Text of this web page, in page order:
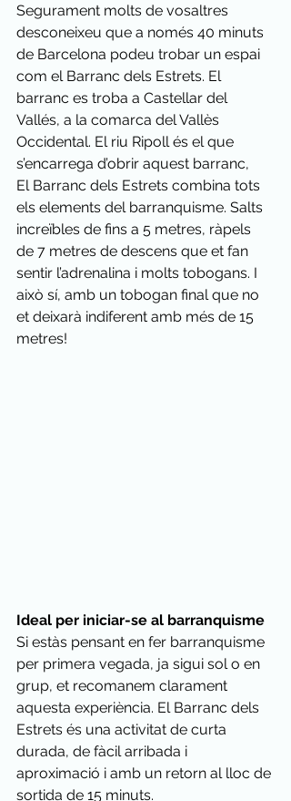
Segurament molts de vosaltres
desconeixeu que a només 40 minuts
de Barcelona podeu trobar un espai
com el Barranc dels Estrets. El
barranc es troba a Castellar del
Vallés, a la comarca del Vallès
Occidental. El riu Ripoll és el que
s’encarrega d’obrir aquest barranc,
El Barranc dels Estrets combina tots
els elements del barranquisme. Salts
increïbles de fins a 5 metres, ràpels
de 7 metres de descens que et fan
sentir l’adrenalina i molts tobogans. I
això sí, amb un tobogan final que no
et deixarà indiferent amb més de 15
metres!
Ideal per iniciar-se al barranquisme
Si estàs pensant en fer barranquisme
per primera vegada, ja sigui sol o en
grup, et recomanem clarament
aquesta experiència. El Barranc dels
Estrets és una activitat de curta
durada, de fàcil arribada i
aproximació i amb un retorn al lloc de
sortida de 15 minuts.